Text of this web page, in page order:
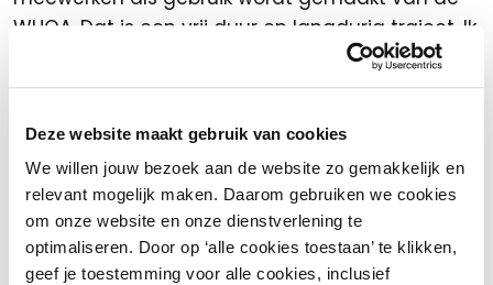
Deze website maakt gebruik van cookies
We willen jouw bezoek aan de website zo gemakkelijk en
relevant mogelijk maken. Daarom gebruiken we cookies
om onze website en onze dienstverlening te
optimaliseren. Door op ‘alle cookies toestaan’ te klikken,
geef je toestemming voor alle cookies, inclusief
WHOA. Dat is een vrij duur en langdurig traject. Ik
hoop dan ook dat het UWV haar beleid nog zal
aanpassen om onnodige faillissementen te
crediteurenakkoord is vaak wel een bedrag van
buitenaf nodig, welk bedrag dan ingebracht
wordt in de onderneming. Gedacht kan worden
aan een lening van privé, familie en/of vrienden
aan de onderneming.